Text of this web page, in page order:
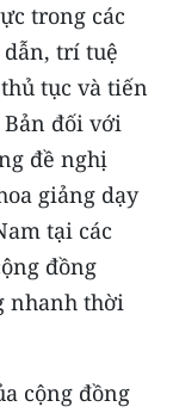
trong các
trí tuệ
tục và tiến
đối với
đề nghị
giảng dạy
tại các
đồng
nhanh thời
cộng đồng